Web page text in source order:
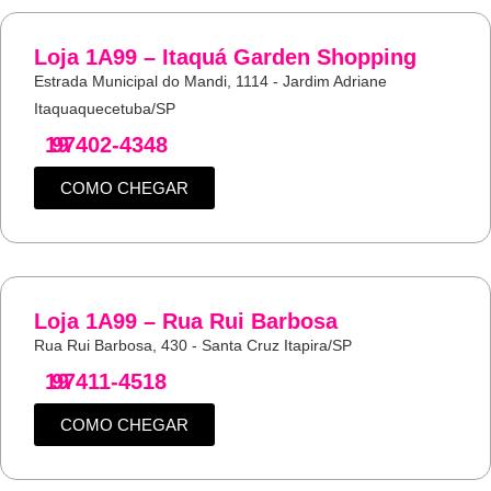
Loja 1A99 – Itaquá Garden Shopping
Estrada Municipal do Mandi, 1114 - Jardim Adriane
Itaquaquecetuba/SP
19
97402-4348
COMO CHEGAR
Loja 1A99 – Rua Rui Barbosa
Rua Rui Barbosa, 430 - Santa Cruz Itapira/SP
19
97411-4518
COMO CHEGAR